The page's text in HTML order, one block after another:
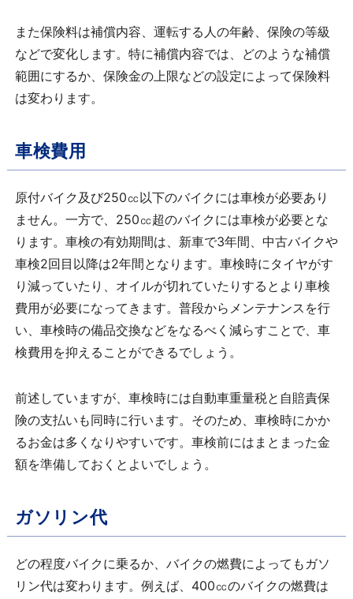
また保険料は補償内容、運転する人の年齢、保険の等級
などで変化します。特に補償内容では、どのような補償
範囲にするか、保険金の上限などの設定によって保険料
は変わります。
車検費用
原付バイク及び250㏄以下のバイクには車検が必要あり
ません。一方で、 250㏄超のバイクには車検が必要とな
ります。車検の有効期間は、新車で3年間、中古バイクや
車検2回目以降は2年間となります。車検時にタイヤがす
り減っていたり、オイルが切れていたりするとより車検
費用が必要になってきます。普段からメンテナンスを行
い、車検時の備品交換などをなるべく減らすことで、車
検費用を抑えることができるでしょう。
前述していますが、車検時には自動車重量税と自賠責保
険の支払いも同時に行います。そのため、車検時にかか
るお金は多くなりやすいです。車検前にはまとまった金
額を準備しておくとよいでしょう。
ガソリン代
どの程度バイクに乗るか、バイクの燃費によってもガソ
リン代は変わります。例えば、 400㏄のバイクの燃費は